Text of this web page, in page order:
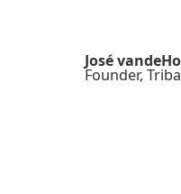
José
Founder,